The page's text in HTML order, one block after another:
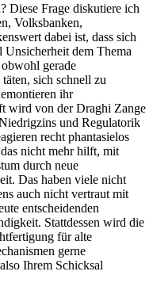
Diese Frage diskutiere ich
Volksbanken,
dabei ist, dass sich
Unsicherheit dem Thema
gerade
sich schnell zu
ihr
wird von der Draghi Zange
und Regulatorik
recht phantasielos
nicht mehr hilft, mit
durch neue
Das haben viele nicht
auch nicht vertraut mit
entscheidenden
Stattdessen wird die
für alte
gerne
Ihrem Schicksal